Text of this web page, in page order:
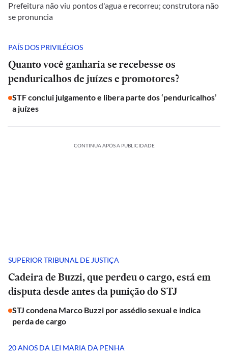
Prefeitura não viu pontos d'agua e recorreu; construtora não
se pronuncia
PAÍS DOS PRIVILÉGIOS
Quanto você ganharia se recebesse os
penduricalhos de juízes e promotores?
STF conclui julgamento e libera parte dos ‘penduricalhos’
a juízes
CONTINUA APÓS A PUBLICIDADE
SUPERIOR TRIBUNAL DE JUSTIÇA
Cadeira de Buzzi, que perdeu o cargo, está em
disputa desde antes da punição do STJ
STJ condena Marco Buzzi por assédio sexual e indica
perda de cargo
20 ANOS DA LEI MARIA DA PENHA